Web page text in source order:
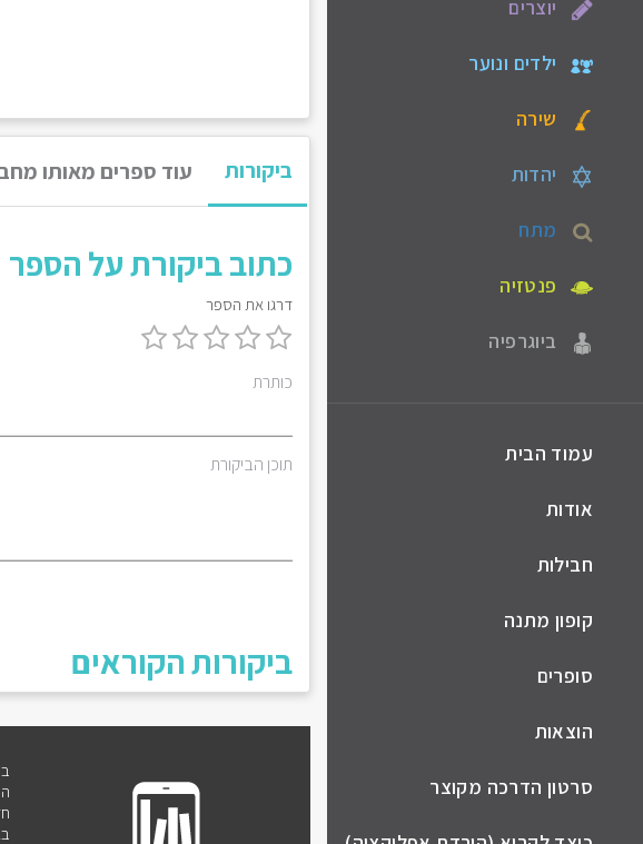
יוצרים
ילדים ונוער
שירה
יהדות
מתח
פנטזיה
ביוגרפיה
עמוד הבית
אודות
חבילות
קופון מתנה
סופרים
הוצאות
סרטון הדרכה מקוצר
ביקורות עוד ספרים מאותו
כתוב ביקורת על הספר
דרגו את הספר
כותרת
תוכן הביקורת
ביקורות הקוראים